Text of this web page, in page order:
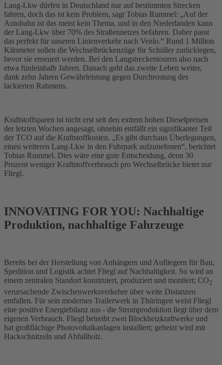
Lang-Lkw dürfen in Deutschland nur auf bestimmten Strecken
fahren, doch das ist kein Problem, sagt Tobias Rummel: „Auf der
Autobahn ist das meist kein Thema, und in den Niederlanden kann
der Lang-Lkw über 70% des Straßennetzes befahren. Daher passt
das perfekt für unseren Linienverkehr nach Venlo.“ Rund 1 Million
Kilometer sollen die Wechselbrückenzüge für Schüller zurücklegen,
bevor sie erneuert werden. Bei den Langstreckentouren also nach
etwa fünfeinhalb Jahren. Danach geht das zweite Leben weiter,
dank zehn Jahren Gewährleistung gegen Durchrostung des
lackierten Rahmens.
Kraftstoffsparen ist nicht erst seit den extrem hohen Dieselpreisen
der letzten Wochen angesagt, ohnehin entfällt ein signifikanter Teil
der TCO auf die Kraftstoffkosten. „Es gibt durchaus Überlegungen,
einen weiteren Lang-Lkw in den Fuhrpark aufzunehmen“, berichtet
Tobias Rummel. Dies wäre eine gute Entscheidung, denn 30
Prozent weniger Kraftstoffverbrauch pro Wechselbrücke bietet nur
Fliegl.
INNOVATING FOR YOU: Nachhaltige
Produktion, nachhaltige Fahrzeuge
Bereits bei der Herstellung von Anhängern und Aufliegern für Bau,
Spedition und Logistik achtet Fliegl auf Nachhaltigkeit. So wird an
einem zentralen Standort konstruiert, produziert und montiert; CO2
verursachende Zwischenwerksverkehre über weite Distanzen
entfallen. Für sein modernes Trailerwerk in Thüringen weist Fliegl
eine positive Energiebilanz aus - die Stromproduktion liegt über dem
eigenen Verbrauch. Fliegl betreibt zwei Blockheizkraftwerke und
hat großflächige Photovoltaikanlagen installiert; geheizt wird mit
Hackschnitzeln und Abfallholz.